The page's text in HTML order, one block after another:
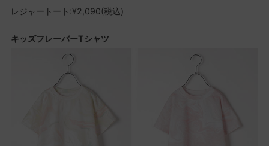
レジャートート:¥2,090(税込)
キッズフレーバーTシャツ